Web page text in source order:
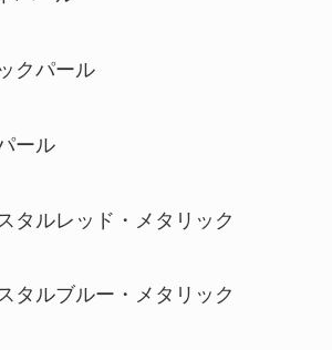
クパール
ール
タルレッド・メタリック
タルブルー・メタリック